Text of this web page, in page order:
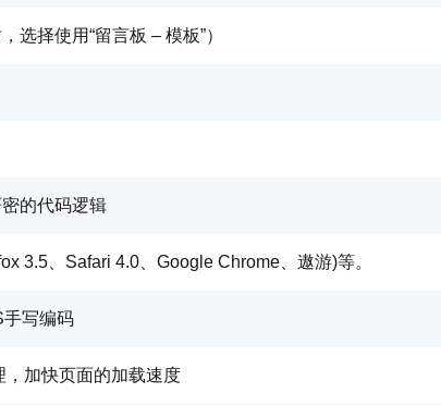
选择使用“留言板 – 模板”）
的代码逻辑
3.5、Safari 4.0、Google Chrome、遨游)等。
写编码
加快页面的加载速度